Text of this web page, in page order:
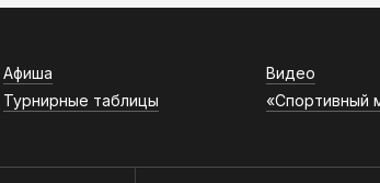
Афиша Видео
Турнирные таблицы «Спортивный